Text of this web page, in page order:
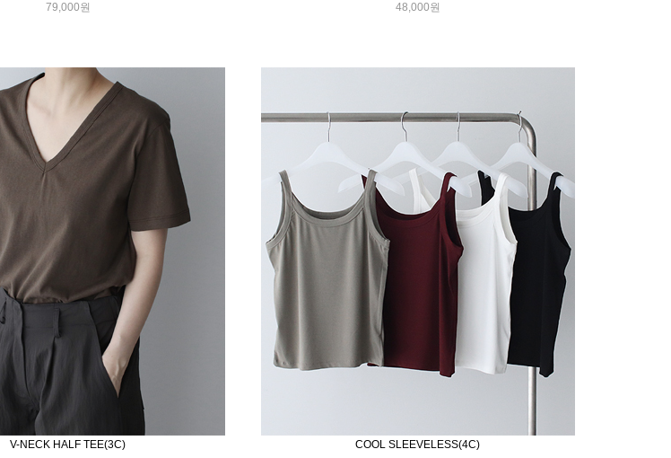
79,000원
48,000원
V-NECK HALF TEE(3C)
COOL SLEEVELESS(4C)